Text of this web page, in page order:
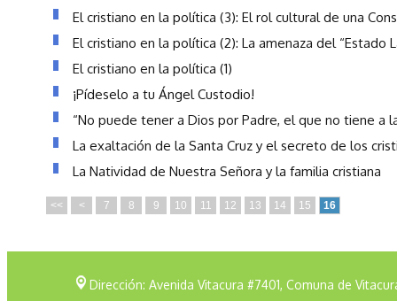
El cristiano en la política (3): El rol cultural de una
El cristiano en la política (2): La amenaza del “Estado
El cristiano en la política (1)
¡Pídeselo a tu Ángel Custodio!
“No puede tener a Dios por Padre, el que no tiene a
La exaltación de la Santa Cruz y el secreto de los
La Natividad de Nuestra Señora y la familia cristiana
<< < 7 8 9 10 11 12 13 14 15 16
Dirección: Avenida Vitacura #7401, Comuna de